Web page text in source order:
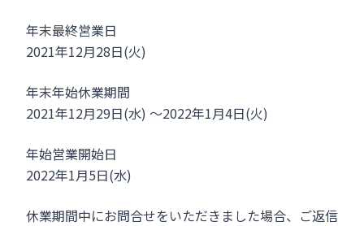
年末最終営業日
2021年12月28日(火)
年末年始休業期間
2021年12月29日(水) ～2022年1月4日(火)
年始営業開始日
2022年1月5日(水)
休業期間中にお問合せをいただきました場合、ご返信